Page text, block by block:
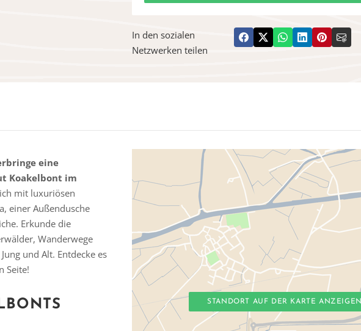
In den sozialen
Netzwerken teilen
eine
Koakelbont im
mit luxuriösen
einer Außendusche
Erkunde die
Wanderwege
und Alt. Entdecke es
Seite!
STANDORT AUF DER KARTE ANZEIGEN